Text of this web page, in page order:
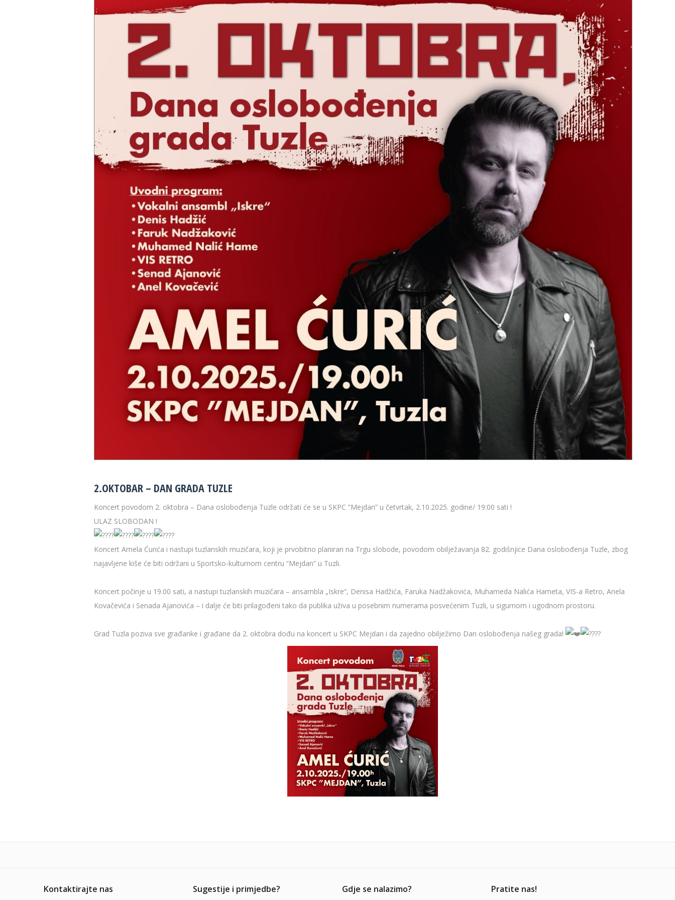
2.OKTOBAR – DAN GRADA TUZLE
Koncert povodom 2. oktobra – Dana oslobođenja Tuzle održati će se u SKPC “Mejdan” u četvrtak, 2.10.2025. godine/ 19:00 sati !
ULAZ SLOBODAN !
Koncert Amela Ćurića i nastupi tuzlanskih muzičara, koji je prvobitno planiran na Trgu slobode, povodom obilježavanja 82. godišnjice Dana oslobođenja Tuzle, zbog
najavljene kiše će biti održani u Sportsko-kulturnom centru “Mejdan” u Tuzli.
Koncert počinje u 19.00 sati, a nastupi tuzlanskih muzičara – ansambla „Iskre“, Denisa Hadžića, Faruka Nadžakovića, Muhameda Nalića Hameta, VIS-a Retro, Anela
Kovačevića i Senada Ajanovića – i dalje će biti prilagođeni tako da publika uživa u posebnim numerama posvećenim Tuzli, u sigurnom i ugodnom prostoru.
Grad Tuzla poziva sve građanke i građane da 2. oktobra dođu na koncert u SKPC Mejdan i da zajedno obilježimo Dan oslobođenja našeg grada!
Kontaktirajte nas Sugestije i primjedbe? Gdje se nalazimo? Pratite nas!